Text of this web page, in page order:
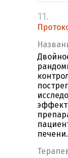
11.
печени.